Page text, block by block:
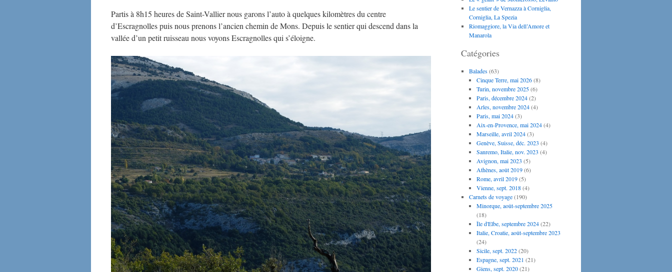
Partis à 8h15 heures de Saint-Vallier nous garons l’auto à quelques kilomètres du centre
d’Escragnolles puis nous prenons l’ancien chemin de Mons. Depuis le sentier qui descend dans la
vallée d’un petit ruisseau nous voyons Escragnolles qui s’éloigne.
Le sentier de Vernazza à Corniglia,
Corniglia, La Spezia
Riomaggiore, la Via dell’Amore et
Manarola
Catégories
Balades(63)
Cinque Terre, mai 2026(8)
Turin, novembre 2025(6)
Paris, décembre 2024(2)
Arles, novembre 2024(4)
Paris, mai 2024(3)
Aix-en-Provence, mai 2024(4)
Marseille, avril 2024(3)
Genève, Suisse, déc. 2023 (4)
Sanremo, Italie, nov. 2023 (4)
Avignon, mai 2023 (5)
Athènes, août 2019(6)
Rome, avril 2019(5)
Vienne, sept. 2018(4)
Carnets de voyage(190)
Minorque, août-septembre 2025
(18)
Île d'Elbe, septembre 2024(22)
Italie, Croatie, août-septembre 2023
(24)
Sicile, sept. 2022(20)
Espagne, sept. 2021 (21)
Giens, sept. 2020(21)